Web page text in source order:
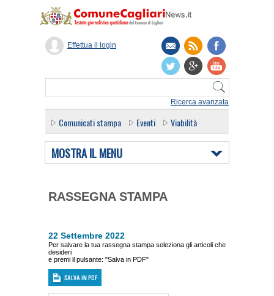
Ricerca avanzata
Effettua il login
Comunicati stampa Eventi Viabilità
MOSTRA IL MENU
RASSEGNA STAMPA
22 Settembre 2022
Per salvare la tua rassegna stampa seleziona gli articoli che
desideri
e premi il pulsante: "Salva in PDF"